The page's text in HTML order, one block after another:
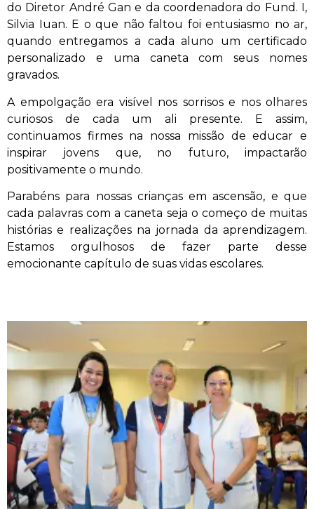
do Diretor André Gan e da coordenadora do Fund. I,
Silvia Iuan. E o que não faltou foi entusiasmo no ar,
quando entregamos a cada aluno um certificado
personalizado e uma caneta com seus nomes
gravados.
A empolgação era visível nos sorrisos e nos olhares
curiosos de cada um ali presente. E assim,
continuamos firmes na nossa missão de educar e
inspirar jovens que, no futuro, impactarão
positivamente o mundo.
Parabéns para nossas crianças em ascensão, e que
cada palavras com a caneta seja o começo de muitas
histórias e realizações na jornada da aprendizagem.
Estamos orgulhosos de fazer parte desse
emocionante capítulo de suas vidas escolares.